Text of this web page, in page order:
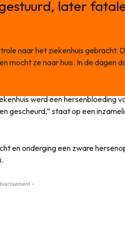
later
naar het ziekenhuis gebracht.
mocht ze naar huis. In de dagen
werd een hersenbloeding
gescheurd,” staat op een
en onderging een zware
-